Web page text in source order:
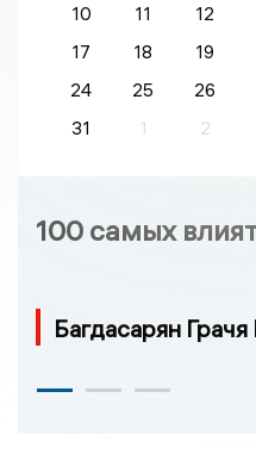
10
11 12
17
18 19
24
25 26
31
1 2
100 самых
Багдасарян